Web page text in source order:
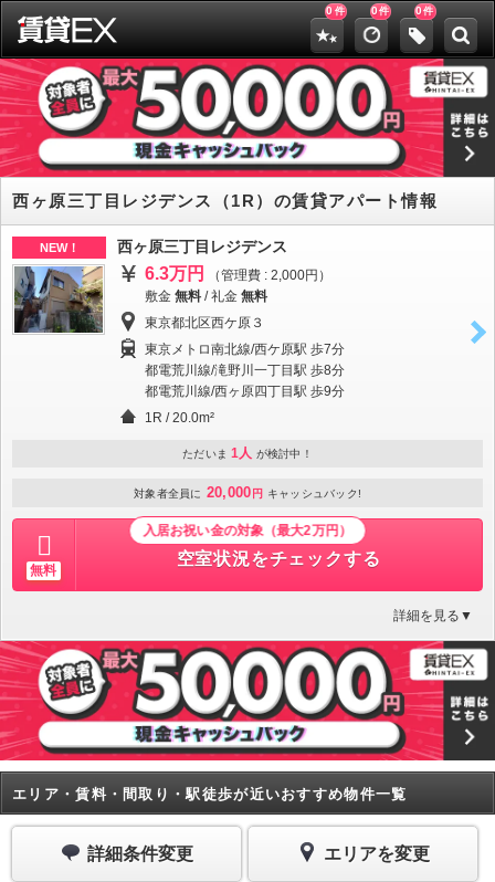
0 件 0件 0件
西ヶ原三丁目レジデンス（1R）の賃貸アパート情報
NEW！ 西ヶ原三丁目レジデンス
6.3万円
（管理費 : 2,000円）
敷金 無料 /礼金 無料
東京都北区西ケ原３
東京メトロ南北線/西ケ原駅 歩7分
都電荒川線/滝野川一丁目駅 歩8分
都電荒川線/西ヶ原四丁目駅 歩9分
1R / 20.0m²
ただいま 1人 が検討中！
対象者全員に 20,000 円 キャッシュバック!
無料
入居お祝い金の対象（最大2万円）
空室状況をチェックする
詳細を見る▼
エリア・賃料・間取り・駅徒歩が近いおすすめ物件一覧
詳細条件変更 エリアを変更